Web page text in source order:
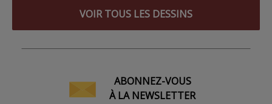
VOIR TOUS LES DESSINS
ABONNEZ-VOUS
À LA NEWSLETTER